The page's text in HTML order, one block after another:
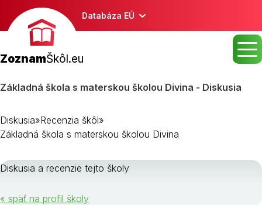
Databáza EÚ
ZoznamŠkôl.eu
Základná škola s materskou školou Divina - Diskusia
Diskusia»Recenzia škôl»
Základná škola s materskou školou Divina
Diskusia a recenzie tejto školy
« späť na profil školy